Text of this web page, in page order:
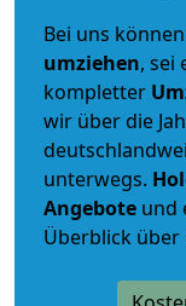
Bei uns
umziehen, sei
kompletter
wir über die
unterwegs.
Angebote und
Überblick